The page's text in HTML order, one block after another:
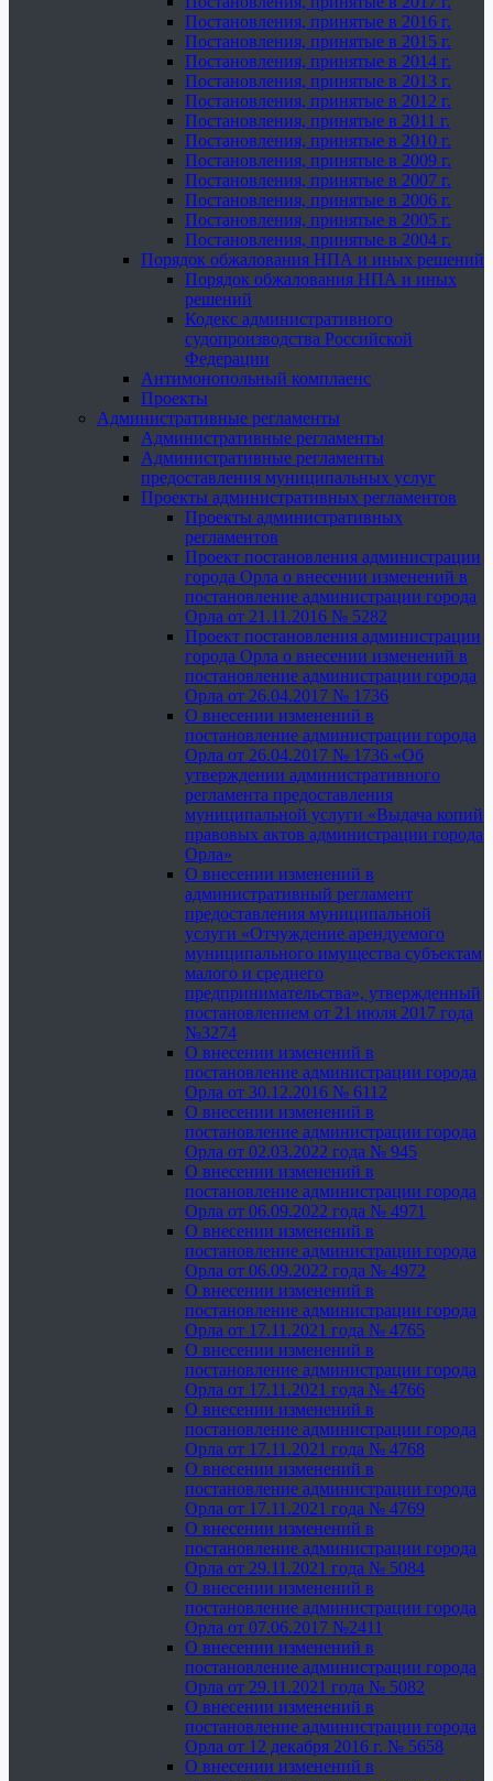
Постановления, принятые в 2016 г.
Постановления, принятые в 2015 г.
Постановления, принятые в 2014 г.
Постановления, принятые в 2013 г.
Постановления, принятые в 2012 г.
Постановления, принятые в 2011 г.
Постановления, принятые в 2010 г.
Постановления, принятые в 2009 г.
Постановления, принятые в 2007 г.
Постановления, принятые в 2006 г.
Постановления, принятые в 2005 г.
Постановления, принятые в 2004 г.
Порядок обжалования НПА и иных решений
Порядок обжалования НПА и иных
решений
Кодекс административного
судопроизводства Российской
Федерации
Антимонопольный комплаенс
Проекты
Административные регламенты
Административные регламенты
Административные регламенты
предоставления муниципальных услуг
Проекты административных регламентов
Проекты административных
регламентов
Проект постановления администрации
города Орла о внесении изменений в
постановление администрации города
Орла от 21.11.2016 № 5282
Проект постановления администрации
города Орла о внесении изменений в
постановление администрации города
Орла от 26.04.2017 № 1736
О внесении изменений в
постановление администрации города
Орла от 26.04.2017 № 1736 «Об
утверждении административного
регламента предоставления
муниципальной услуги «Выдача копий
правовых актов администрации города
Орла»
О внесении изменений в
административный регламент
предоставления муниципальной
услуги «Отчуждение арендуемого
муниципального имущества субъектам
малого и среднего
предпринимательства», утвержденный
постановлением от 21 июля 2017 года
№3274
О внесении изменений в
постановление администрации города
Орла от 30.12.2016 № 6112
О внесении изменений в
постановление администрации города
Орла от 02.03.2022 года № 945
О внесении изменений в
постановление администрации города
Орла от 06.09.2022 года № 4971
О внесении изменений в
постановление администрации города
Орла от 06.09.2022 года № 4972
О внесении изменений в
постановление администрации города
Орла от 17.11.2021 года № 4765
О внесении изменений в
постановление администрации города
Орла от 17.11.2021 года № 4766
О внесении изменений в
постановление администрации города
Орла от 17.11.2021 года № 4768
О внесении изменений в
постановление администрации города
Орла от 17.11.2021 года № 4769
О внесении изменений в
постановление администрации города
Орла от 29.11.2021 года № 5084
О внесении изменений в
постановление администрации города
Орла от 07.06.2017 №2411
О внесении изменений в
постановление администрации города
Орла от 29.11.2021 года № 5082
О внесении изменений в
постановление администрации города
Орла от 12 декабря 2016 г. № 5658
О внесении изменений в